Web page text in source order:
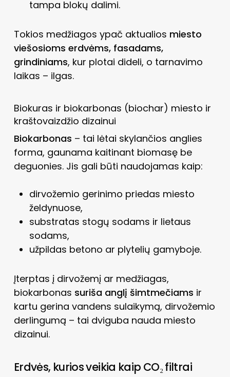
tampa blokų dalimi.
Tokios medžiagos ypač aktualios miesto
viešosioms erdvėms, fasadams,
grindiniams, kur plotai dideli, o tarnavimo
laikas – ilgas.
Biokuras ir biokarbonas (biochar) miesto ir
kraštovaizdžio dizainui
Biokarbonas – tai lėtai skylančios anglies
forma, gaunama kaitinant biomasę be
deguonies. Jis gali būti naudojamas kaip:
dirvožemio gerinimo priedas miesto
želdynuose,
substratas stogų sodams ir lietaus
sodams,
užpildas betono ar plytelių gamyboje.
Įterptas į dirvožemį ar medžiagas,
biokarbonas suriša anglį šimtmečiams ir
kartu gerina vandens sulaikymą, dirvožemio
derlingumą – tai dviguba nauda miesto
dizainui.
Erdvės, kurios veikia kaip CO₂ filtrai